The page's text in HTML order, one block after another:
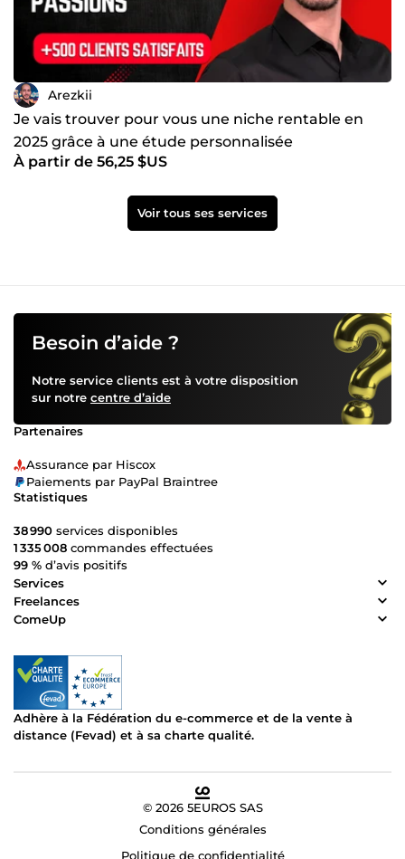
Arezkii
Je vais trouver pour vous une niche rentable en
2025 grâce à une étude personnalisée
À partir de 56,25 $US
Voir tous ses services
Besoin d’aide ?
Notre service clients est à votre disposition
sur notre centre d’aide
Partenaires
Assurance par Hiscox
Paiements par PayPal Braintree
Statistiques
38 990 services disponibles
1 335 008 commandes effectuées
99 % d’avis positifs
Services
Freelances
ComeUp
Adhère à la Fédération du e-commerce et de la vente à
distance (Fevad) et à sa charte qualité.
© 2026 5EUROS SAS
Conditions générales
Politique de confidentialité